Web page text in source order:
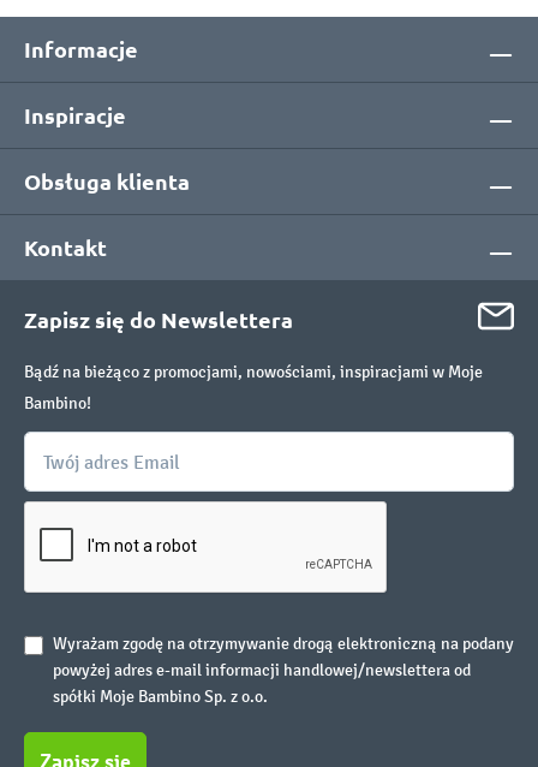
Informacje
Inspiracje
Obsługa klienta
Kontakt
Zapisz się do Newslettera
Bądź na bieżąco z promocjami, nowościami, inspiracjami w Moje
Bambino!
Wyrażam zgodę na otrzymywanie drogą elektroniczną na podany
powyżej adres e-mail informacji handlowej/newslettera od
spółki Moje Bambino Sp. z o.o.